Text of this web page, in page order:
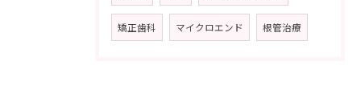
矯正歯科 マイクロエンド 根管治療